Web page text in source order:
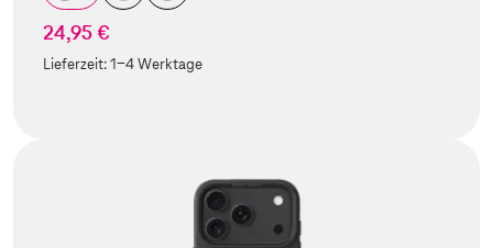
24,95 €
Lieferzeit:1-4 Werktage